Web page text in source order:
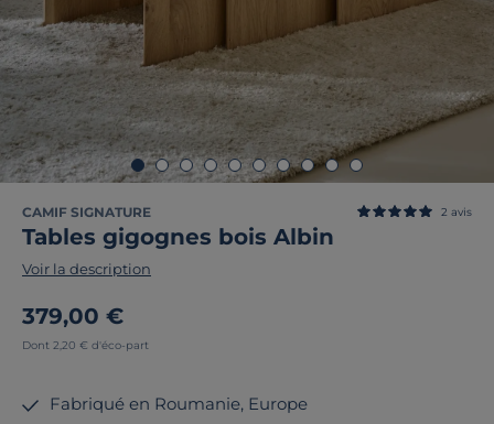
CAMIF SIGNATURE
Tables gigognes bois Albin
2 avis
Voir la description
379,00 €
Dont 2,20 € d'éco-part
Fabriqué en Roumanie, Europe